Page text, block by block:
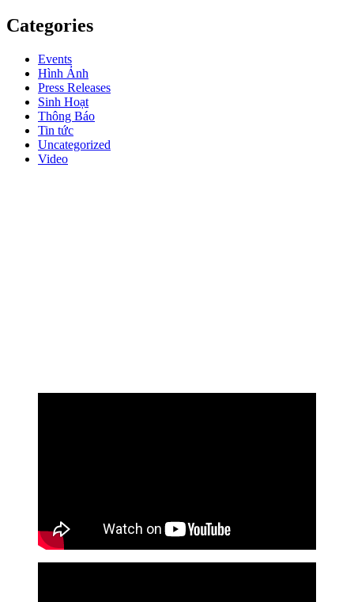
Categories
Events
Hình Ảnh
Press Releases
Sinh Hoạt
Thông Báo
Tin tức
Uncategorized
Video